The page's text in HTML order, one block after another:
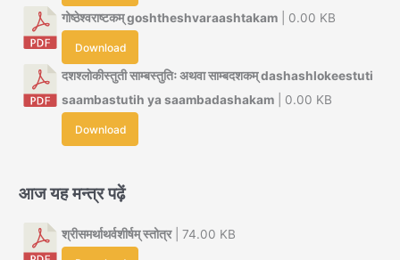
गोष्ठेश्वराष्टकम् goshtheshvaraashtakam | 0.00 KB
Download
दशश्लोकीस्तुती साम्बस्तुतिः अथवा साम्बदशकम् dashashlokeestuti
saambastutih ya saambadashakam | 0.00 KB
Download
आज यह मन्त्र पढ़ें
श्रीसमर्थाथर्वशीर्षम् स्तोत्र| 74.00 KB